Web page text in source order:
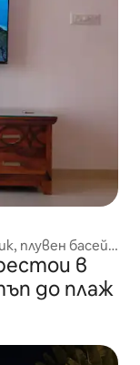
плувен басейн
в
до плаж